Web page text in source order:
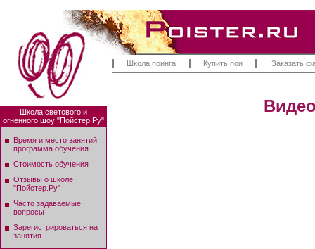
Школа поинга Купить пои Заказать
Школа светового и
огненного шоу "Пойстер.Ру"
Время и место занятий,
программа обучения
Стоимость обучения
Отзывы о школе
"Пойстер.Ру"
Часто задаваемые
вопросы
Зарегистрироваться на
занятия